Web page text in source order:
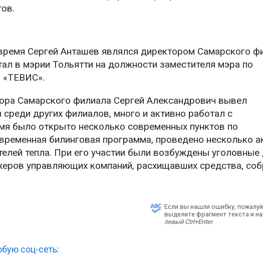
Сергей Анташев являлся директором Самарского
в мэрии Тольятти на должности заместителя мэра по
«ТЕВИС».
Самарского филиала Сергей Александрович вывел
других филиалов, много и активно работал с
было открыто несколько современных пунктов по
билинговая программа, проведено несколько
тепла. При его участии были возбуждены уголовные
управляющих компаний, расхищавших средства,
Если вы нашли ошибку,
выделите фрагмент текста и
левый Ctrl+Enter.
соц-сеть: